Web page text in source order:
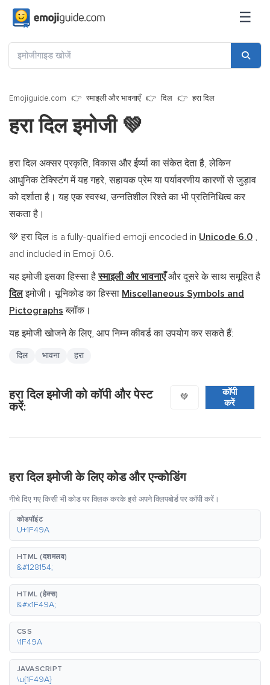
☰
Emojiguide.com स्माइली और भावनाएँ दिल हरा दिल
हरा दिल इमोजी 💚
हरा दिल अक्सर प्रकृति, विकास और ईर्ष्या का संकेत देता है, लेकिन
आधुनिक टेक्स्टिंग में यह गहरे, सहायक प्रेम या पर्यावरणीय कारणों से जुड़ाव
को दर्शाता है। यह एक स्वस्थ, उन्नतिशील रिश्ते का भी प्रतिनिधित्व कर
सकता है।
💚 हरा दिल is a fully-qualified emoji encoded in Unicode 6.0 ,
and included in Emoji 0.6.
यह इमोजी इसका हिस्सा हैस्माइली और भावनाएँऔर दूसरे के साथ समूहित है
दिलइमोजी। यूनिकोड का हिस्सा Miscellaneous Symbols and
Pictographs ब्लॉक।
यह इमोजी खोजने के लिए, आप निम्न कीवर्ड का उपयोग कर सकते हैं:
दिल भावना हरा
हरा दिल इमोजी को कॉपी और पेस्ट
करें:
💚
कॉपी
करें
हरा दिल इमोजी के लिए कोड और एन्कोडिंग
नीचे दिए गए किसी भी कोड पर क्लिक करके इसे अपने क्लिपबोर्ड पर कॉपी करें।
कोडपॉइंट
U+1F49A
HTML (दशमलव)
&#128154;
HTML (हेक्स)
&#x1F49A;
CSS
\1F49A
JAVASCRIPT
\u{1F49A}